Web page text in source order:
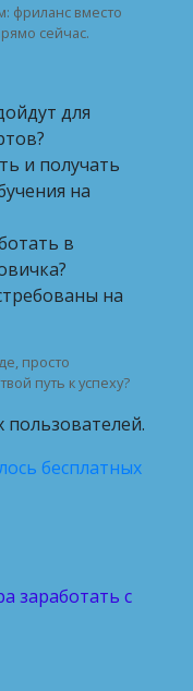
фриланс вместо
сейчас.
для
и получать
на
в
на
просто
путь к успеху?
бесплатных
заработать с